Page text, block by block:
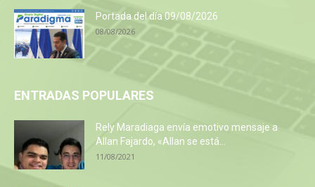
Portada del día 09/08/2026
08/08/2026
ENTRADAS POPULARES
Rely Maradiaga envía emotivo mensaje a
Allan Fajardo, «Allan se está...
11/08/2021